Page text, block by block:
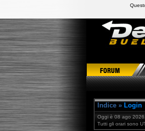
DevilStars
Indice » Login
Oggi è 08 ago
Tutti gli orari sono